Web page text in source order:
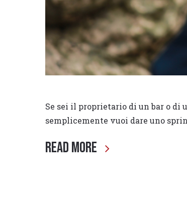
Se sei il proprietario di un bar o
semplicemente vuoi dare uno
Read More